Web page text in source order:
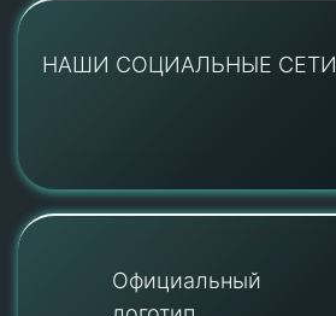
НАШИ СОЦИАЛЬНЫЕ СЕТИ
Официальный